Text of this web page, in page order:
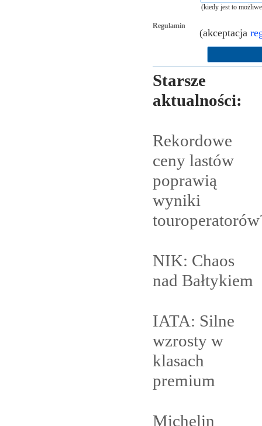
(kiedy jest to
Regulamin
(akceptacja
Starsze
aktualności:
Rekordowe
ceny lastów
poprawią
wyniki
NIK: Chaos
nad Bałtykiem
IATA: Silne
wzrosty w
klasach
premium
Michelin